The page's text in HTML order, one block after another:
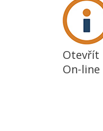
Otevřít
On-